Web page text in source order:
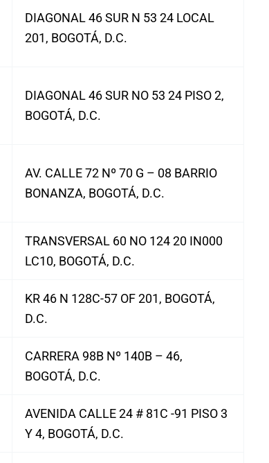
DIAGONAL 46 SUR N 53 24 LOCAL
201, BOGOTÁ, D.C.
DIAGONAL 46 SUR NO 53 24 PISO 2,
BOGOTÁ, D.C.
AV. CALLE 72 Nº 70 G – 08 BARRIO
BONANZA, BOGOTÁ, D.C.
TRANSVERSAL 60 NO 124 20 IN000
LC10, BOGOTÁ, D.C.
KR 46 N 128C-57 OF 201, BOGOTÁ,
D.C.
CARRERA 98B Nº 140B – 46,
BOGOTÁ, D.C.
AVENIDA CALLE 24 # 81C -91 PISO 3
Y 4, BOGOTÁ, D.C.